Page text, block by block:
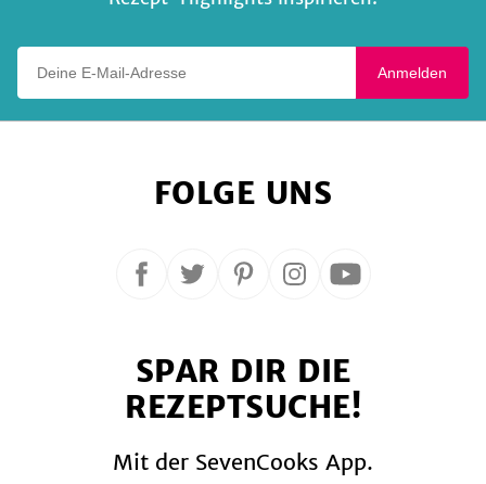
Anmelden
FOLGE UNS
Folge
Facebook
Folge
Twitter
Folge
Pinterest
Folge
Instagram
Folge
YouTube
SPAR DIR DIE
REZEPTSUCHE!
Mit der SevenCooks App.